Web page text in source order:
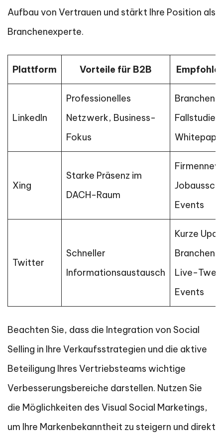
Aufbau von Vertrauen und stärkt Ihre Position als
Branchenexperte.
Plattform Vorteile für B2B
LinkedIn
Professionelles
Netzwerk, Business-
Fokus
Fallstudien,
Xing
Starke Präsenz im
DACH-Raum
Events
Twitter
Schneller
Informationsaustausch
Kurze
Live-
Events
Beachten Sie, dass die Integration von Social
Selling in Ihre Verkaufsstrategien und die aktive
Beteiligung Ihres Vertriebsteams wichtige
Verbesserungsbereiche darstellen. Nutzen Sie
die Möglichkeiten des Visual Social Marketings,
um Ihre Markenbekanntheit zu steigern und direkt